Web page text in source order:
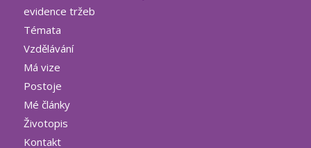
evidence tržeb
Témata
Vzdělávání
Má vize
Postoje
Mé články
Životopis
Kontakt